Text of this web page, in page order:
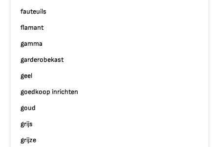
fauteuils
flamant
gamma
garderobekast
geel
goedkoop inrichten
goud
grijs
grijze